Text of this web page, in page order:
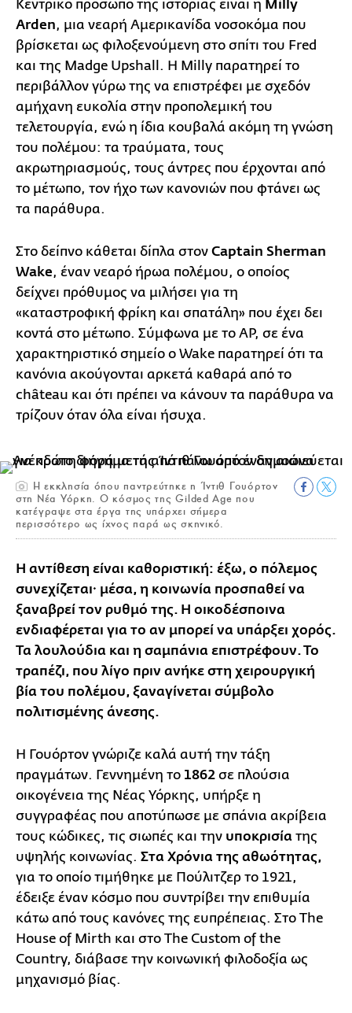
Κεντρικό πρόσωπο της ιστορίας είναι η Milly
Arden, μια νεαρή Αμερικανίδα νοσοκόμα που
βρίσκεται ως φιλοξενούμενη στο σπίτι του Fred
και της Madge Upshall. Η Milly παρατηρεί το
περιβάλλον γύρω της να επιστρέφει με σχεδόν
αμήχανη ευκολία στην προπολεμική του
τελετουργία, ενώ η ίδια κουβαλά ακόμη τη γνώση
του πολέμου: τα τραύματα, τους
ακρωτηριασμούς, τους άντρες που έρχονται από
το μέτωπο, τον ήχο των κανονιών που φτάνει ως
τα παράθυρα.
Στο δείπνο κάθεται δίπλα στον Captain Sherman
Wake, έναν νεαρό ήρωα πολέμου, ο οποίος
δείχνει πρόθυμος να μιλήσει για τη
«καταστροφική φρίκη και σπατάλη» που έχει δει
κοντά στο μέτωπο. Σύμφωνα με το AP, σε ένα
χαρακτηριστικό σημείο ο Wake παρατηρεί ότι τα
κανόνια ακούγονται αρκετά καθαρά από το
château και ότι πρέπει να κάνουν τα παράθυρα να
τρίζουν όταν όλα είναι ήσυχα.
Η εκκλησία όπου παντρεύτηκε η Ίντιθ Γουόρτον
στη Νέα Υόρκη. Ο κόσμος της Gilded Age που
κατέγραψε στα έργα της υπάρχει σήμερα
περισσότερο ως ίχνος παρά ως σκηνικό.
Η αντίθεση είναι καθοριστική: έξω, ο πόλεμος
συνεχίζεται· μέσα, η κοινωνία προσπαθεί να
ξαναβρεί τον ρυθμό της. Η οικοδέσποινα
ενδιαφέρεται για το αν μπορεί να υπάρξει χορός.
Τα λουλούδια και η σαμπάνια επιστρέφουν. Το
τραπέζι, που λίγο πριν ανήκε στη χειρουργική
βία του πολέμου, ξαναγίνεται σύμβολο
πολιτισμένης άνεσης.
Η Γουόρτον γνώριζε καλά αυτή την τάξη
πραγμάτων. Γεννημένη το 1862 σε πλούσια
οικογένεια της Νέας Υόρκης, υπήρξε η
συγγραφέας που αποτύπωσε με σπάνια ακρίβεια
τους κώδικες, τις σιωπές και την υποκρισία της
υψηλής κοινωνίας. Στα Χρόνια της αθωότητας,
για το οποίο τιμήθηκε με Πούλιτζερ το 1921,
έδειξε έναν κόσμο που συντρίβει την επιθυμία
κάτω από τους κανόνες της ευπρέπειας. Στο The
House of Mirth και στο The Custom of the
Country, διάβασε την κοινωνική φιλοδοξία ως
μηχανισμό βίας.